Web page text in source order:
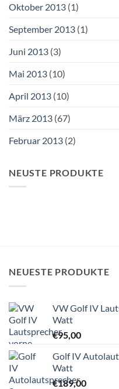
Oktober 2013 (1)
September 2013 (1)
Juni 2013 (3)
Mai 2013 (10)
April 2013 (10)
März 2013 (67)
Februar 2013 (2)
NEUSTE PRODUKTE
NEUESTE PRODUKTE
VW Golf IV
Watt
€95,00
Golf IV
Watt
€189,00